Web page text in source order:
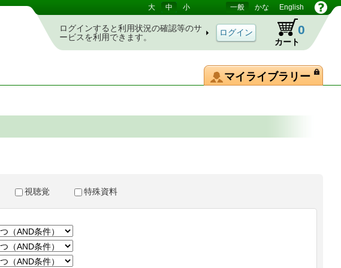
大 中 小 一般 かな English
ログインすると利用状況の確認等のサ
ービスを利用できます。
カート
0
マイライブラリー
視聴覚 特殊資料